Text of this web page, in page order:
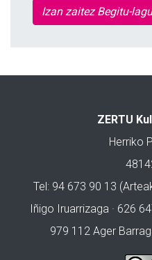
Izan zaitez Begitu-
ZERTU
Herriko
Tel: 94 673 90 13
Iñigo Iruarrizaga · 626
979 112 Ager